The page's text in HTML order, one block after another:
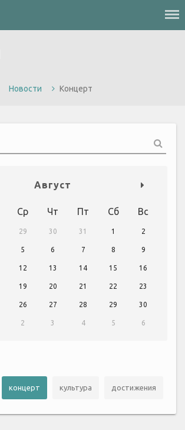
Меню
Новости Концерт
Август
Ср Чт Пт Сб Вс
29 30 31 1 2
5 6 7 8 9
12 13 14 15 16
19 20 21 22 23
26 27 28 29 30
2 3 4 5 6
концерт культура достижения